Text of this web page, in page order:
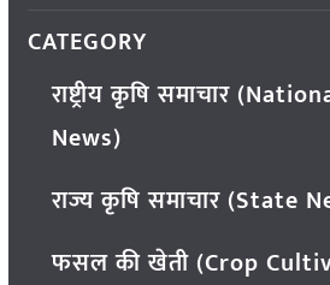
CATEGORY
राष्ट्रीय कृषि समाचार
News)
राज्य कृषि समाचार (State
फसल की खेती (Crop